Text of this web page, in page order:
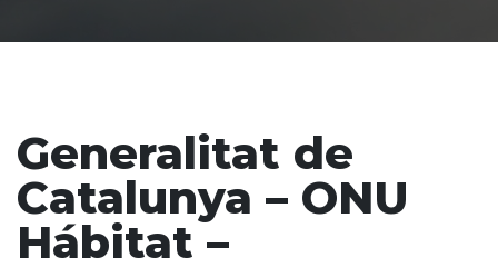
Generalitat de
Catalunya – ONU
Hábitat –